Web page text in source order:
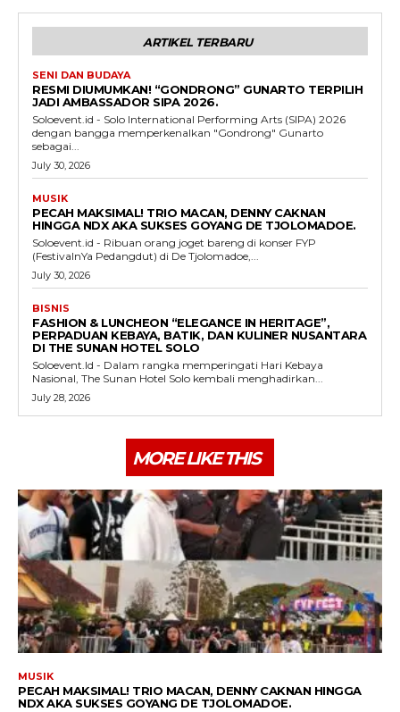
ARTIKEL TERBARU
SENI DAN BUDAYA
RESMI DIUMUMKAN! “GONDRONG” GUNARTO TERPILIH
JADI AMBASSADOR SIPA 2026.
Soloevent.id - Solo International Performing Arts (SIPA) 2026
dengan bangga memperkenalkan "Gondrong" Gunarto
sebagai...
July 30, 2026
MUSIK
PECAH MAKSIMAL! TRIO MACAN, DENNY CAKNAN
HINGGA NDX AKA SUKSES GOYANG DE TJOLOMADOE.
Soloevent.id - Ribuan orang joget bareng di konser FYP
(FestivalnYa Pedangdut) di De Tjolomadoe,...
July 30, 2026
BISNIS
FASHION & LUNCHEON “ELEGANCE IN HERITAGE”,
PERPADUAN KEBAYA, BATIK, DAN KULINER NUSANTARA
DI THE SUNAN HOTEL SOLO
Soloevent.Id - Dalam rangka memperingati Hari Kebaya
Nasional, The Sunan Hotel Solo kembali menghadirkan...
July 28, 2026
MORE LIKE THIS
MUSIK
PECAH MAKSIMAL! TRIO MACAN, DENNY CAKNAN HINGGA
NDX AKA SUKSES GOYANG DE TJOLOMADOE.